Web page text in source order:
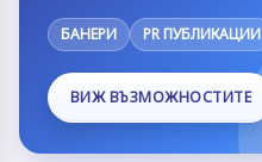
БАНЕРИ PR ПУБЛИКАЦИИ
ВИЖ ВЪЗМОЖНОСТИТЕ